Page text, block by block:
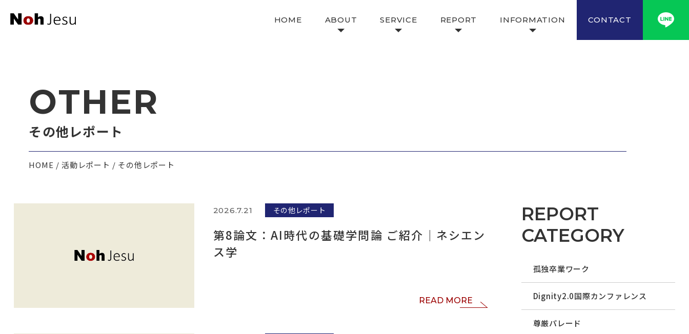
HOME ABOUT SERVICE REPORT INFORMATION CONTACT
OTHER
その他レポート
HOME 活動レポート その他レポート
2026.7.21 その他レポート
第8論文：AI時代の基礎学問論 ご紹介｜ネシエン
ス学
READ MORE
REPORT
CATEGORY
孤独卒業ワーク
Dignity2.0国際カンファレンス
尊厳パレード